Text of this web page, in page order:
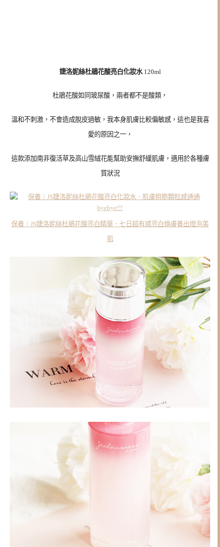
婕洛妮絲杜鵑花酸亮白化妝水120ml
杜鵑花酸如同玻尿酸，兩者都不是酸類，
溫和不刺激，不會造成脫皮過敏， 我本身肌膚比較偏敏感，這也是我喜
愛的原因之一，
這款添加南非復活草及高山雪絨花能幫助安撫舒緩肌膚，適用於各種膚
質狀況
保養｜JS婕洛妮絲杜鵑花酸亮白精華．七日超有感亮白煥膚養出燈泡美
肌